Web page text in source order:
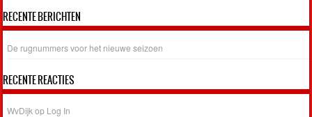
RECENTE BERICHTEN
De rugnummers voor het nieuwe seizoen
RECENTE REACTIES
WvDijk op Log In